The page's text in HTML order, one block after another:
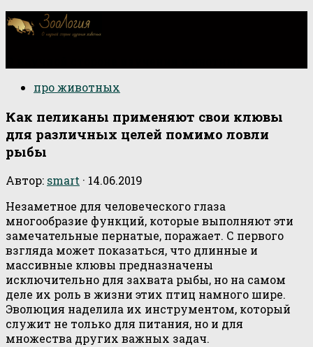
про животных
Как пеликаны применяют свои клювы
для различных целей помимо ловли
рыбы
Автор: smart · 14.06.2019
Незаметное для человеческого глаза
многообразие функций, которые выполняют эти
замечательные пернатые, поражает. С первого
взгляда может показаться, что длинные и
массивные клювы предназначены
исключительно для захвата рыбы, но на самом
деле их роль в жизни этих птиц намного шире.
Эволюция наделила их инструментом, который
служит не только для питания, но и для
множества других важных задач.